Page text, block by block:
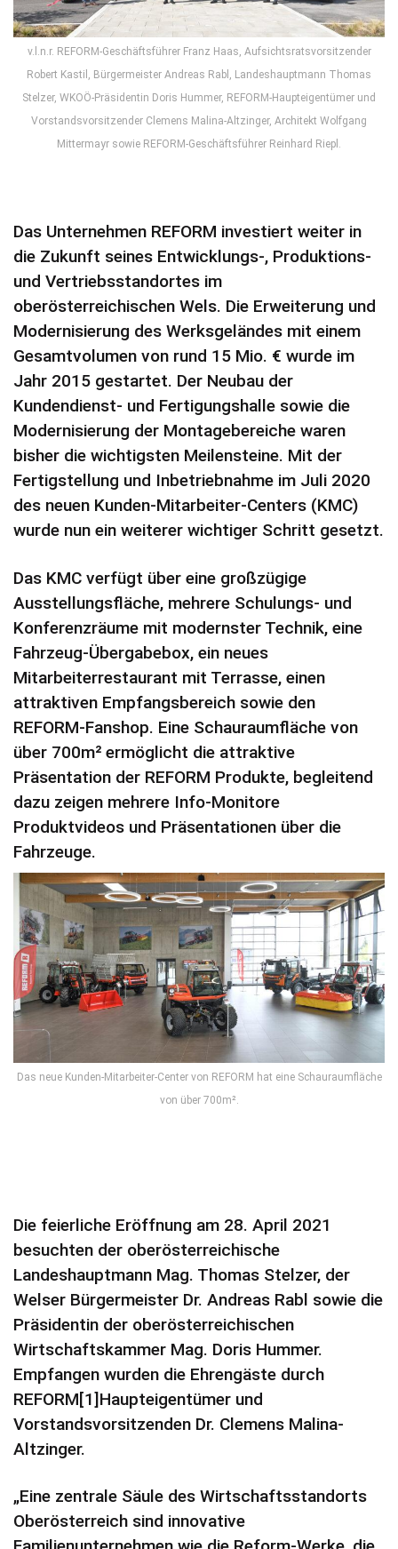
v.l.n.r. REFORM-Geschäftsführer Franz Haas, Aufsichtsratsvorsitzender
Robert Kastil, Bürgermeister Andreas Rabl, Landeshauptmann Thomas
Stelzer, WKOÖ-Präsidentin Doris Hummer, REFORM-Haupteigentümer und
Vorstandsvorsitzender Clemens Malina-Altzinger, Architekt Wolfgang
Mittermayr sowie REFORM-Geschäftsführer Reinhard Riepl.
Das Unternehmen REFORM investiert weiter in
die Zukunft seines Entwicklungs-, Produktions-
und Vertriebsstandortes im
oberösterreichischen Wels. Die Erweiterung und
Modernisierung des Werksgeländes mit einem
Gesamtvolumen von rund 15 Mio. € wurde im
Jahr 2015 gestartet. Der Neubau der
Kundendienst- und Fertigungshalle sowie die
Modernisierung der Montagebereiche waren
bisher die wichtigsten Meilensteine. Mit der
Fertigstellung und Inbetriebnahme im Juli 2020
des neuen Kunden-Mitarbeiter-Centers (KMC)
wurde nun ein weiterer wichtiger Schritt gesetzt.
Das KMC verfügt über eine großzügige
Ausstellungsfläche, mehrere Schulungs- und
Konferenzräume mit modernster Technik, eine
Fahrzeug-Übergabebox, ein neues
Mitarbeiterrestaurant mit Terrasse, einen
attraktiven Empfangsbereich sowie den
REFORM-Fanshop. Eine Schauraumfläche von
über 700m² ermöglicht die attraktive
Präsentation der REFORM Produkte, begleitend
dazu zeigen mehrere Info-Monitore
Produktvideos und Präsentationen über die
Fahrzeuge.
Das neue Kunden-Mitarbeiter-Center von REFORM hat eine Schauraumfläche
von über 700m².
Die feierliche Eröffnung am 28. April 2021
besuchten der oberösterreichische
Landeshauptmann Mag. Thomas Stelzer, der
Welser Bürgermeister Dr. Andreas Rabl sowie die
Präsidentin der oberösterreichischen
Wirtschaftskammer Mag. Doris Hummer.
Empfangen wurden die Ehrengäste durch
REFORM[1]Haupteigentümer und
Vorstandsvorsitzenden Dr. Clemens Malina-
Altzinger.
„Eine zentrale Säule des Wirtschaftsstandorts
Oberösterreich sind innovative